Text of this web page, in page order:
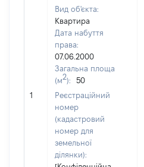
1
Вид об'єкта:
Квартира
Дата набуття
права:
07.06.2000
Загальна площа
(м2):
50
Реєстраційний
номер
(кадастровий
номер для
земельної
ділянки):